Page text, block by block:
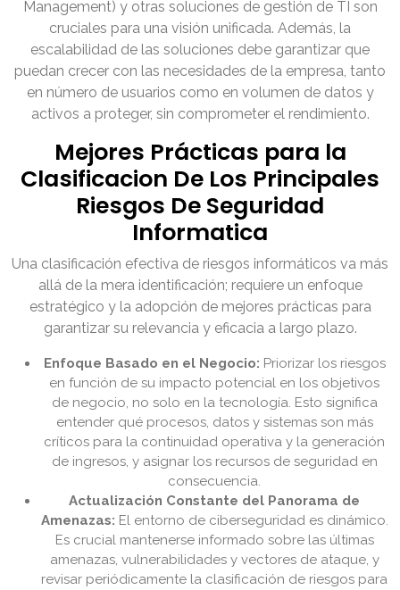
Management) y otras soluciones de gestión de TI son
cruciales para una visión unificada. Además, la
escalabilidad de las soluciones debe garantizar que
puedan crecer con las necesidades de la empresa, tanto
en número de usuarios como en volumen de datos y
activos a proteger, sin comprometer el rendimiento.
Mejores Prácticas para la
Clasificacion De Los Principales
Riesgos De Seguridad
Informatica
Una clasificación efectiva de riesgos informáticos va más
allá de la mera identificación; requiere un enfoque
estratégico y la adopción de mejores prácticas para
garantizar su relevancia y eficacia a largo plazo.
Enfoque Basado en el Negocio: Priorizar los riesgos
en función de su impacto potencial en los objetivos
de negocio, no solo en la tecnología. Esto significa
entender qué procesos, datos y sistemas son más
críticos para la continuidad operativa y la generación
de ingresos, y asignar los recursos de seguridad en
consecuencia.
Actualización Constante del Panorama de
Amenazas: El entorno de ciberseguridad es dinámico.
Es crucial mantenerse informado sobre las últimas
amenazas, vulnerabilidades y vectores de ataque, y
revisar periódicamente la clasificación de riesgos para